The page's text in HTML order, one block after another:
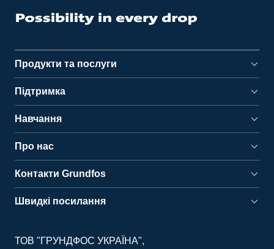
Продукти та послуги
Підтримка
Навчання
Про нас
Контакти Grundfos
Швидкі посилання
ТОВ "ГРУНДФОС УКРАЇНА"